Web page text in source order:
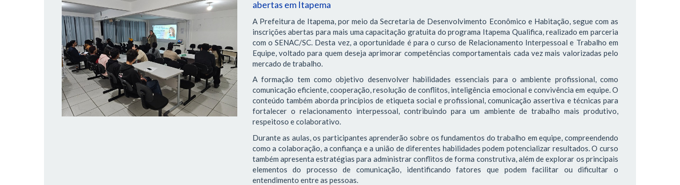
abertas em Itapema
A Prefeitura de Itapema, por meio da Secretaria de Desenvolvimento Econômico e Habitação, segue com as
inscrições abertas para mais uma capacitação gratuita do programa Itapema Qualifica, realizado em parceria
com o SENAC/SC. Desta vez, a oportunidade é para o curso de Relacionamento Interpessoal e Trabalho em
Equipe, voltado para quem deseja aprimorar competências comportamentais cada vez mais valorizadas pelo
mercado de trabalho.
A formação tem como objetivo desenvolver habilidades essenciais para o ambiente profissional, como
comunicação eficiente, cooperação, resolução de conflitos, inteligência emocional e convivência em equipe. O
conteúdo também aborda princípios de etiqueta social e profissional, comunicação assertiva e técnicas para
fortalecer o relacionamento interpessoal, contribuindo para um ambiente de trabalho mais produtivo,
respeitoso e colaborativo.
Durante as aulas, os participantes aprenderão sobre os fundamentos do trabalho em equipe, compreendendo
como a colaboração, a confiança e a união de diferentes habilidades podem potencializar resultados. O curso
também apresenta estratégias para administrar conflitos de forma construtiva, além de explorar os principais
elementos do processo de comunicação, identificando fatores que podem facilitar ou dificultar o
entendimento entre as pessoas.